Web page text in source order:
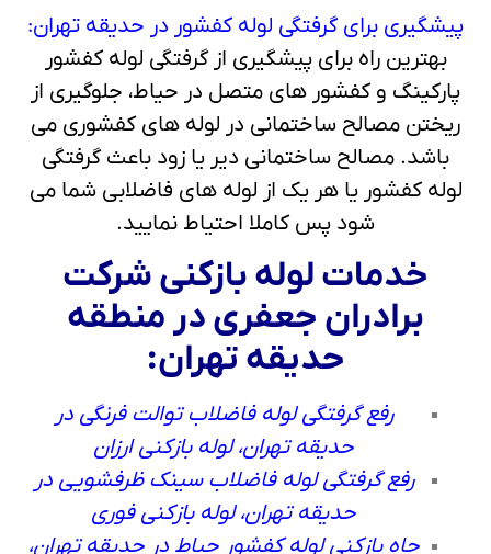
پیشگیری برای گرفتگی لوله کفشور در حدیقه تهران:
بهترین راه برای پیشگیری از گرفتگی لوله کفشور
پارکینگ و کفشور های متصل در حیاط، جلوگیری از
ریختن مصالح ساختمانی در لوله های کفشوری می
باشد. مصالح ساختمانی دیر یا زود باعث گرفتگی
لوله کفشور یا هر یک از لوله های فاضلابی شما می
شود پس کاملا احتیاط نمایید.
خدمات لوله بازکنی شرکت
برادران جعفری در منطقه
حدیقه تهران:
رفع گرفتگی لوله فاضلاب توالت فرنگی در
حدیقه تهران، لوله بازکنی ارزان
رفع گرفتگی لوله فاضلاب سینک ظرفشویی در
حدیقه تهران، لوله بازکنی فوری
چاه بازکنی لوله کفشور حیاط در حدیقه تهران،